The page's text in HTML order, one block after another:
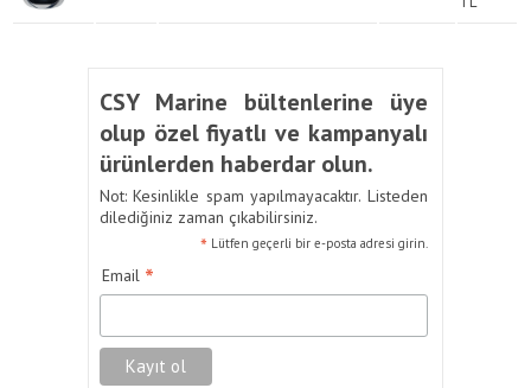
CSY Marine bültenlerine üye
olup özel fiyatlı ve kampanyalı
ürünlerden haberdar olun.
Not: Kesinlikle spam yapılmayacaktır. Listeden
dilediğiniz zaman çıkabilirsiniz.
* Lütfen geçerli bir e-posta adresi girin.
Email *